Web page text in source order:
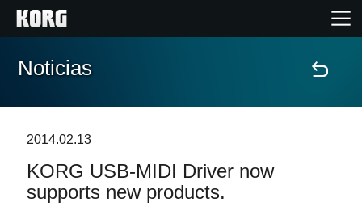
Inicio
Características
Noticias
2014.02.13
KORG USB-MIDI Driver now
supports new products.